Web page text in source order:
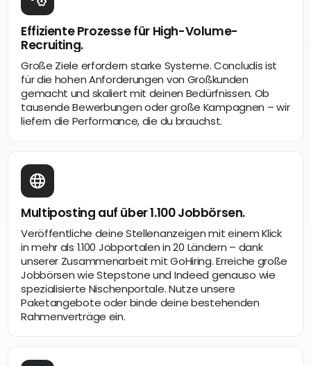
Effiziente Prozesse für High-Volume-
Recruiting.
Große Ziele erfordern starke Systeme. Concludis ist
für die hohen Anforderungen von Großkunden
gemacht und skaliert mit deinen Bedürfnissen. Ob
tausende Bewerbungen oder große Kampagnen – wir
liefern die Performance, die du brauchst.
Multiposting auf über 1.100 Jobbörsen.
Veröffentliche deine Stellenanzeigen mit einem Klick
in mehr als 1.100 Jobportalen in 20 Ländern – dank
unserer Zusammenarbeit mit GoHiring. Erreiche große
Jobbörsen wie Stepstone und Indeed genauso wie
spezialisierte Nischenportale. Nutze unsere
Paketangebote oder binde deine bestehenden
Rahmenverträge ein.